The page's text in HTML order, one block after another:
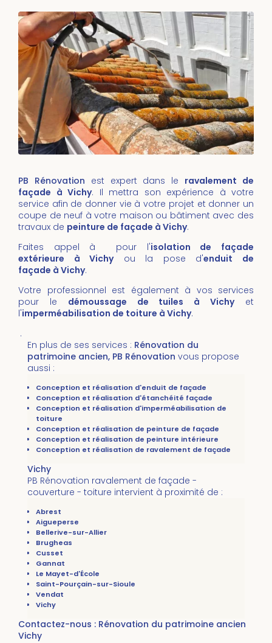
PB Rénovation est expert dans le ravalement de
façade à Vichy. Il mettra son expérience à votre
service afin de donner vie à votre projet et donner un
coupe de neuf à votre maison ou bâtiment avec des
travaux de peinture de façade à Vichy.
Faites appel à pour l'isolation de façade
extérieure à Vichyou la pose d'enduit de
façade à Vichy.
Votre professionnel est également à vos services
pour le démoussage de tuiles à Vichyet
l'imperméabilisation de toiture à Vichy.
.
En plus de ses services : Rénovation du
patrimoine ancien, PB Rénovation vous propose
aussi :
Conception et réalisation d'enduit de façade
Conception et réalisation d'étanchéité façade
Conception et réalisation d'imperméabilisation de
toiture
Conception et réalisation de peinture de façade
Conception et réalisation de peinture intérieure
Conception et réalisation de ravalement de façade
Vichy
PB Rénovation ravalement de façade -
couverture - toiture intervient à proximité de :
Abrest
Aigueperse
Bellerive-sur-Allier
Brugheas
Cusset
Gannat
Le Mayet-d'École
Saint-Pourçain-sur-Sioule
Vendat
Vichy
Contactez-nous : Rénovation du patrimoine ancien
Vichy